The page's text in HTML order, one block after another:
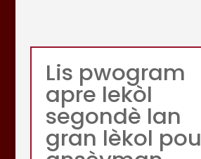
Lis pwogram
apre lekòl
segondè lan
gran lèkol pou